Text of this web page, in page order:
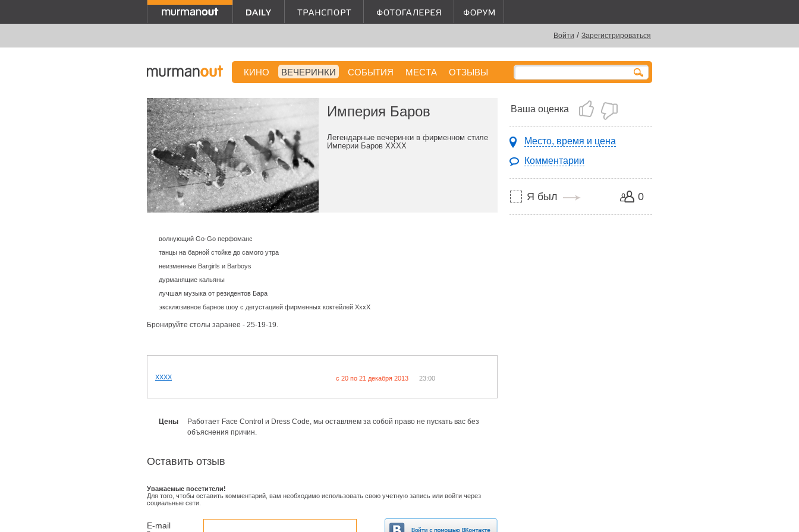
Войти / Зарегистрироваться
КИНО ВЕЧЕРИНКИ СОБЫТИЯ МЕСТА ОТЗЫВЫ
Ваша оценка
Место, время и цена
Комментарии
0
Я был
Империя Баров
Легендарные вечеринки в фирменном стиле
Империи Баров ХХХХ
волнующий Go-Go перфоманс
танцы на барной стойке до самого утра
неизменные Bargirls и Barboys
дурманящие кальяны
лучшая музыка от резидентов Бара
эксклюзивное барное шоу с дегустацией фирменных коктейлей ХххХ
Бронируйте столы заранее - 25-19-19.
XXXX c 20 по 21 декабря 2013 23:00
Цены
Работает Face Control и Dress Code, мы оставляем за собой право не пускать вас без
объяснения причин.
Оставить отзыв
Уважаемые посетители!
Для того, чтобы оставить комментарий, вам необходимо использовать свою учетную запись или войти через
социальные сети.
E-mail